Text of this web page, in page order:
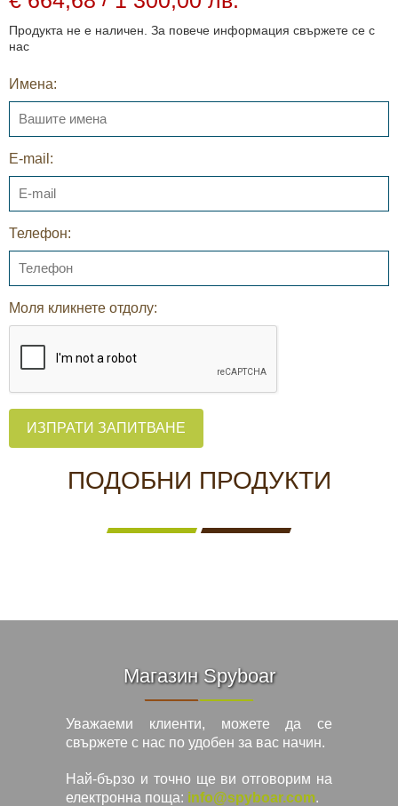
Продукта не е наличен. За повече информация свържете се с
нас
Имена:
E-mail:
Телефон:
Моля кликнете отдолу:
ИЗПРАТИ ЗАПИТВАНЕ
ПОДОБНИ ПРОДУКТИ
Магазин Spyboar
Уважаеми клиенти, можете да се
свържете с нас по удобен за вас начин.
Най-бързо и точно ще ви отговорим на
електронна поща: info@spyboar.com.